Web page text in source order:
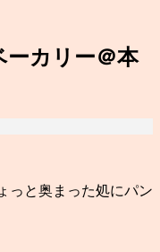
ーカリー＠本
っと奥まった処にパン